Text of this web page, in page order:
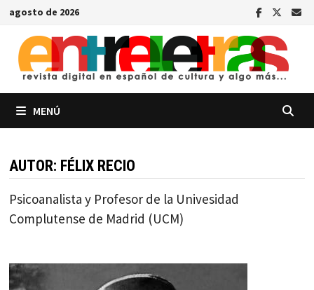
Saltar
contenido
agosto de 2026
MENÚ
AUTOR: FÉLIX RECIO
Psicoanalista y Profesor de la Univesidad
Complutense de Madrid (UCM)